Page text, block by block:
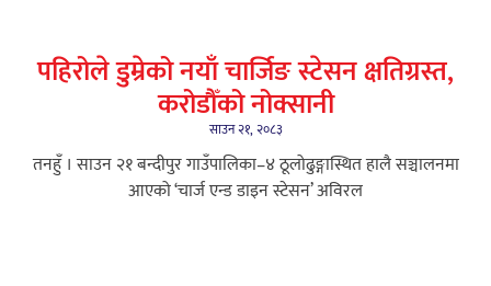
पहिरोले डुम्रेको नयाँ चार्जिङ स्टेसन क्षतिग्रस्त,
करोडौँको नोक्सानी
साउन २१, २०८३
तनहुँ । साउन २१ बन्दीपुर गाउँपालिका–४ ठूलोढुङ्गास्थित हालै सञ्चालनमा
आएको ‘चार्ज एन्ड डाइन स्टेसन’ अविरल